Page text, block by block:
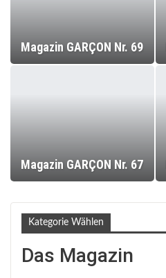
Magazin GARÇON Nr. 69
Magazin GARÇON Nr. 67
Kategorie Wählen
Das Magazin